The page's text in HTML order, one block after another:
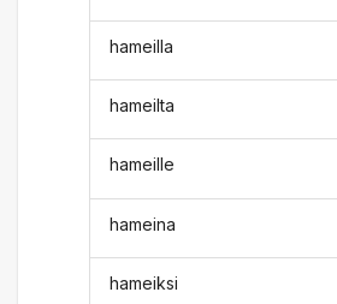
hameilla
hameilta
hameille
hameina
hameiksi